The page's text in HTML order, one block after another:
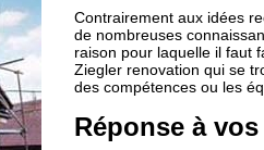
Contrairement aux idées
de nombreuses
raison pour laquelle il faut
Ziegler renovation qui se
des compétences ou les
Réponse à